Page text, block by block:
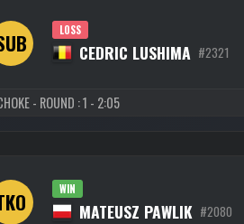
LOSS
CEDRIC LUSHIMA #2321
- ROUND : 1 - 2:05
WIN
MATEUSZ PAWLIK #2080